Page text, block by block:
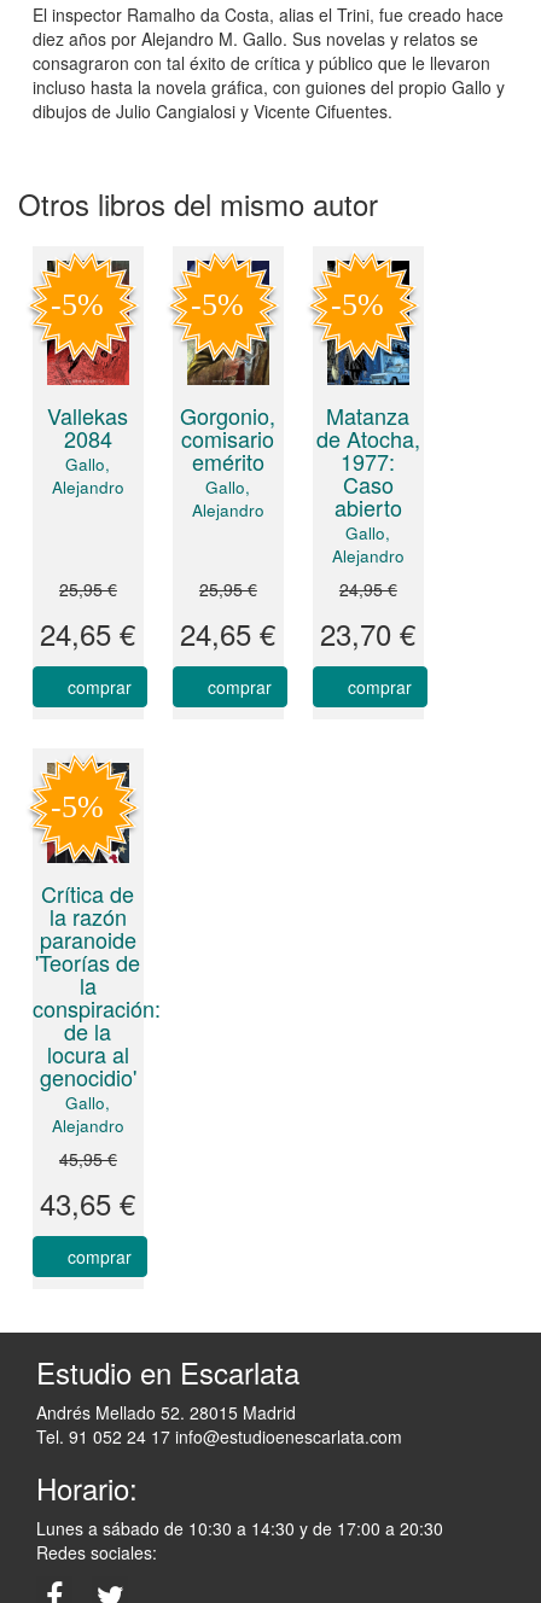
El inspector Ramalho da Costa, alias el Trini, fue creado hace
diez años por Alejandro M. Gallo. Sus novelas y relatos se
consagraron con tal éxito de crítica y público que le llevaron
incluso hasta la novela gráfica, con guiones del propio Gallo y
dibujos de Julio Cangialosi y Vicente Cifuentes.
Otros libros del mismo autor
Vallekas
2084
Gallo,
Alejandro
25,95 €
24,65 €
comprar
Gorgonio,
comisario
emérito
Gallo,
Alejandro
25,95 €
24,65 €
comprar
Matanza
de Atocha,
1977:
Caso
abierto
Gallo,
Alejandro
24,95 €
23,70 €
comprar
Crítica de
la razón
paranoide
'Teorías de
la
conspiración:
de la
locura al
genocidio'
Gallo,
Alejandro
45,95 €
43,65 €
comprar
Estudio en Escarlata
Andrés Mellado 52. 28015 Madrid
Tel. 91 052 24 17 info@estudioenescarlata.com
Horario:
Lunes a sábado de 10:30 a 14:30 y de 17:00 a 20:30
Redes sociales: